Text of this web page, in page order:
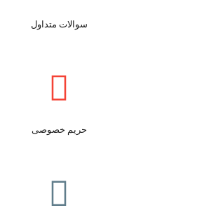
سوالات متداول
حریم خصوصی